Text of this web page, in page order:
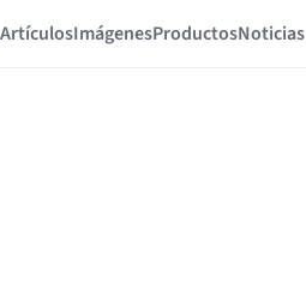
ArtículosImágenesProductosNoticias